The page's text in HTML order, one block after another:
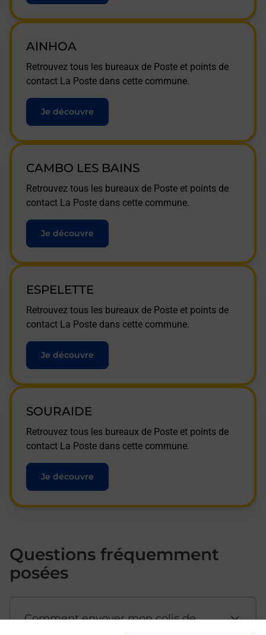
AINHOA
Retrouvez tous les bureaux de Poste et points de
contact La Poste dans cette commune.
Je découvre
CAMBO LES BAINS
Retrouvez tous les bureaux de Poste et points de
contact La Poste dans cette commune.
Je découvre
ESPELETTE
Retrouvez tous les bureaux de Poste et points de
contact La Poste dans cette commune.
Je découvre
SOURAIDE
Retrouvez tous les bureaux de Poste et points de
contact La Poste dans cette commune.
Je découvre
Questions fréquemment
posées
Comment envoyer mon colis de